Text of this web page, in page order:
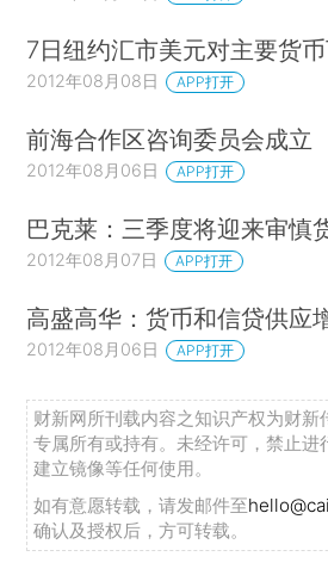
7日纽约汇市美元对主要货
2012年08月08日 APP打开
前海合作区咨询委员会成立
2012年08月06日 APP打开
巴克莱：三季度将迎来审慎
2012年08月07日 APP打开
高盛高华：货币和信贷供应
2012年08月06日 APP打开
财新网所刊载内容之知识产权为财新
专属所有或持有。未经许可，禁止进
建立镜像等任何使用。
如有意愿转载，请发邮件至
确认及授权后，方可转载。